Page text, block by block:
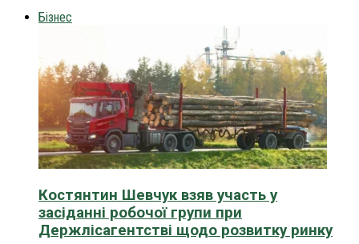
Бізнес
Костянтин Шевчук взяв участь у
засіданні робочої групи при
Держлісагентстві щодо розвитку ринку